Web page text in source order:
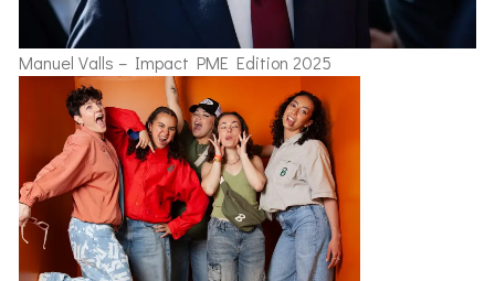
Manuel Valls – Impact PME Edition 2025